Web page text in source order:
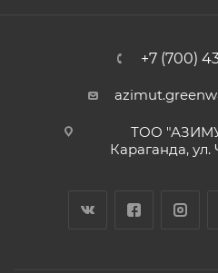
+7 (700)
ТОО
Караганда, ул.